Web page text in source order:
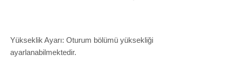
Yükseklik Ayarı: Oturum bölümü yüksekliği
ayarlanabilmektedir.